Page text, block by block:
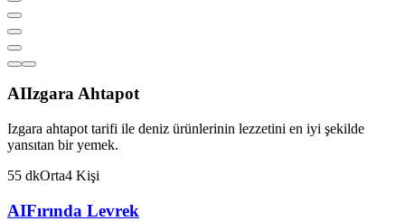
AIIzgara Ahtapot
Izgara ahtapot tarifi ile deniz ürünlerinin lezzetini en iyi şekilde
yansıtan bir yemek.
55 dkOrta4 Kişi
AIFırında Levrek